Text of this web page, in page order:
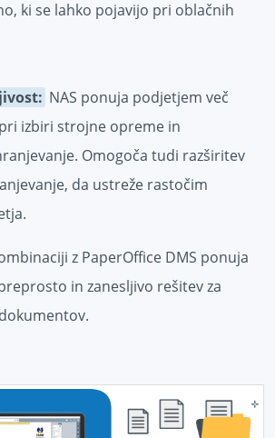
ki se lahko pojavijo pri oblačnih
NAS ponuja podjetjem več
izbiri strojne opreme in
Omogoča tudi razširitev
da ustreže rastočim
z PaperOffice DMS ponuja
in zanesljivo rešitev za